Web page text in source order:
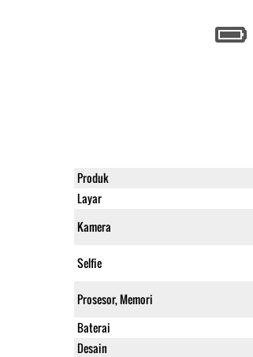
Produk
Layar
Kamera
Selfie
Prosesor, Memori
Baterai
Desain